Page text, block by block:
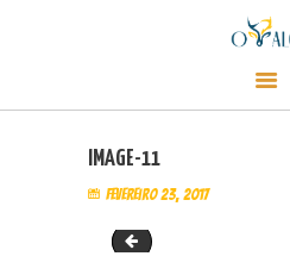
Alci
Café, empório e
IMAGE-11
fevereiro 23, 2017
image-8